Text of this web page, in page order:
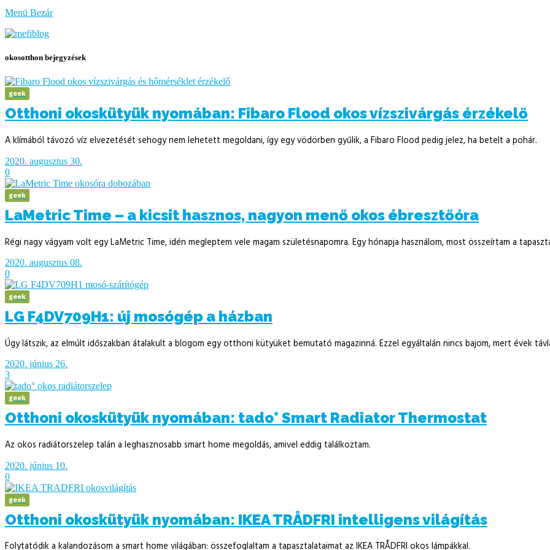
a
Menü Bezár
okosotthon bejegyzések
geek
Otthoni okoskütyük nyomában: Fibaro Flood okos vízszivárgás érzékelő
A klímából távozó víz elvezetését sehogy nem lehetett megoldani, így egy vödörben gyűlik, a Fibaro Flood pedig jelez, ha betelt a pohár.
2020. augusztus 30.
0
geek
LaMetric Time – a kicsit hasznos, nagyon menő okos ébresztőóra
Régi nagy vágyam volt egy LaMetric Time, idén megleptem vele magam születésnapomra. Egy hónapja használom, most összeírtam a
2020. augusztus 08.
0
geek
LG F4DV709H1: új mosógép a házban
Úgy látszik, az elmúlt időszakban átalakult a blogom egy otthoni kütyüket bemutató magazinná. Ezzel egyáltalán nincs bajom, mert évek
2020. június 26.
3
geek
Otthoni okoskütyük nyomában: tado° Smart Radiator Thermostat
Az okos radiátorszelep talán a leghasznosabb smart home megoldás, amivel eddig találkoztam.
2020. június 10.
0
geek
Otthoni okoskütyük nyomában: IKEA TRÅDFRI intelligens világítás
Folytatódik a kalandozásom a smart home világában: összefoglaltam a tapasztalataimat az IKEA TRÅDFRI okos lámpákkal.